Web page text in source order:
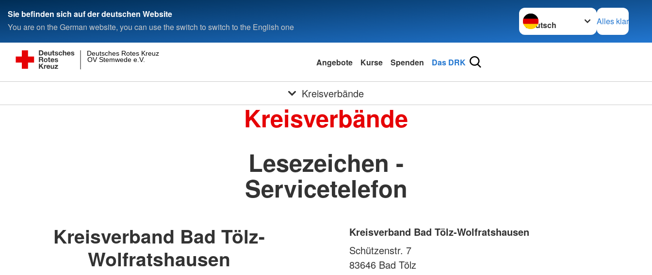
Sie befinden sich auf der deutschen Website
You are on the German website, you can use the switch to switch to the English one
Sprache wechseln zu
Alles klar
OV Stemwede e.V.
Deutsches Rotes Kreuz
Angebote Kurse Spenden Das DRK
Kreisverbände
Kreisverbände
Lesezeichen -
Servicetelefon
Kreisverband Bad Tölz-
Wolfratshausen
Kreisverband Bad Tölz-Wolfratshausen
Schützenstr. 7
83646 Bad Tölz